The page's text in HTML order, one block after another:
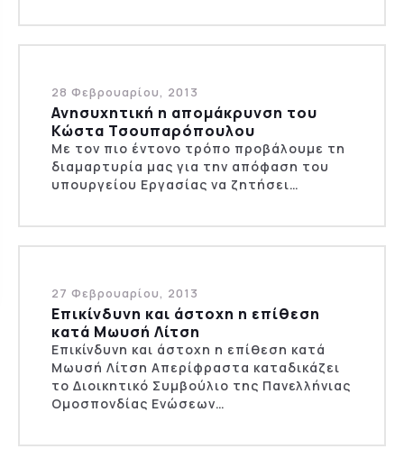
28 Φεβρουαρίου, 2013
Ανησυχητική η απομάκρυνση του
Κώστα Τσουπαρόπουλου
Με τον πιο έντονο τρόπο προβάλουμε τη
διαμαρτυρία μας για την απόφαση του
υπουργείου Εργασίας να ζητήσει…
27 Φεβρουαρίου, 2013
Επικίνδυνη και άστοχη η επίθεση
κατά Μωυσή Λίτση
Επικίνδυνη και άστοχη η επίθεση κατά
Μωυσή Λίτση Απερίφραστα καταδικάζει
το Διοικητικό Συμβούλιο της Πανελλήνιας
Ομοσπονδίας Ενώσεων…